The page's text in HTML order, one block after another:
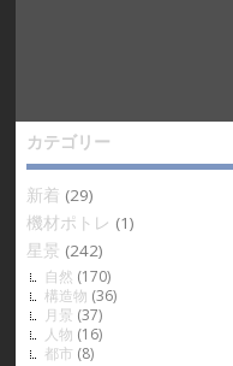
カテゴリー
新着 (29)
機材ポトレ (1)
星景 (242)
自然 (170)
構造物 (36)
月景 (37)
人物 (16)
都市 (8)